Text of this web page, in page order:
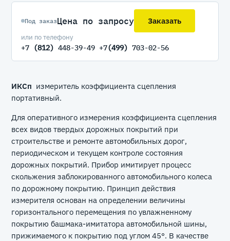
Под заказЦена по запросу Заказать
или по телефону
+7 (812) 448-39-49 +7(499) 703-02-56
ИКСп измеритель коэффициента сцепления
портативный.
Для оперативного измерения коэффициента сцепления
всех видов твердых дорожных покрытий при
строительстве и ремонте автомобильных дорог,
периодическом и текущем контроле состояния
дорожных покрытий. Прибор имитирует процесс
скольжения заблокированного автомобильного колеса
по дорожному покрытию. Принцип действия
измерителя основан на определении величины
горизонтального перемещения по увлажненному
покрытию башмака-имитатора автомобильной шины,
прижимаемого к покрытию под углом 45°. В качестве